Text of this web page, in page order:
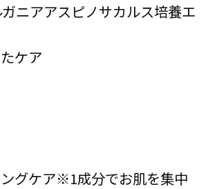
ニアアスピノサカルス培養エ
ケア
グケア※1成分でお肌を集中